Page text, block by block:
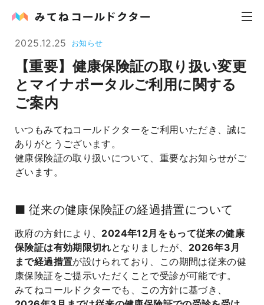
内科
小児科
花粉症
皮膚科
お知らせ
よくあるご質問
2025.12.25 お知らせ
【重要】健康保険証の取り扱い変更
とマイナポータルご利用に関する
ご案内
いつもみてねコールドクターをご利用いただき、誠に
ありがとうございます。
健康保険証の取り扱いについて、重要なお知らせがご
ざいます。
■ 従来の健康保険証の経過措置について
政府の方針により、 2024年12月をもって従来の健康
保険証は有効期限切れとなりましたが、 2026年3月
まで経過措置が設けられており、この期間は従来の健
康保険証をご提示いただくことで受診が可能です。
みてねコールドクターでも、この方針に基づき、